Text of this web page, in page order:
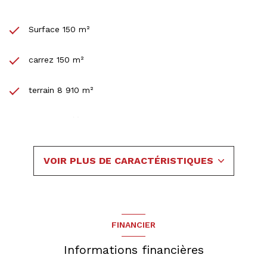
Surface 150 m²
carrez 150 m²
terrain 8 910 m²
VOIR PLUS DE CARACTÉRISTIQUES
FINANCIER
Informations financières